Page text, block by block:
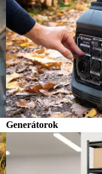
Generátorok